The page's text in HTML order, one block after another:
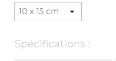
Spécifications :